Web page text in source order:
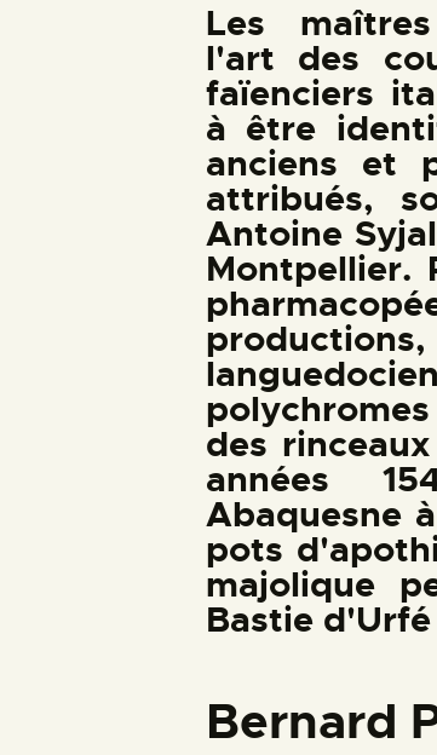
Les
l'art des
faïenciers
à être
anciens et
attribués,
Antoine
Montpellier.
des
années
Abaquesne
pots
majolique
Bastie
Bernard